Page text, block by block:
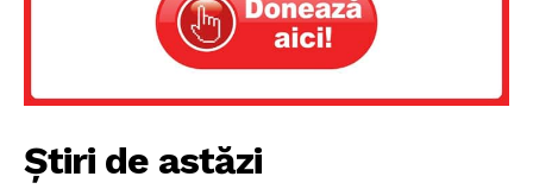
Un proiect
Știri de astăzi